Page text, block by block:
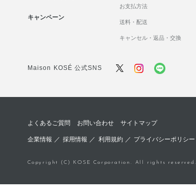
キャンペーン
お支払方法
送料・配送
キャンセル・返品・交換
Maison KOSÉ 公式SNS
よくあるご質問 お問い合わせ サイトマップ
企業情報 ／採用情報 ／ 利用規約／ プライバシーポリシー
Copyright (C) KOSE Corporation. All rights reserved.